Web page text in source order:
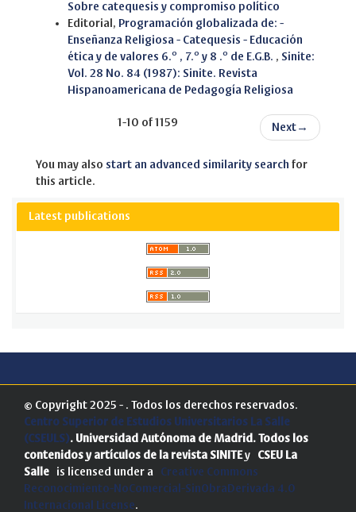
Sobre catequesis y compromiso político
Editorial, Programación globalizada de: -
Enseñanza Religiosa - Catequesis - Educación
ética y de valores 6.º , 7.º y 8 .º de E.G.B. , Sinite:
Vol. 28 No. 84 (1987): Sinite. Revista
Hispanoamericana de Pedagogía Religiosa
1-10 of 1159 Next →
You may also start an advanced similarity search for
this article.
Latest publications
© Copyright 2025 - . Todos los derechos reservados.
Centro Superior de Estudios Universitarios La Salle
(CSEULS). Universidad Autónoma de Madrid. Todos los
contenidos y artículos de la revista SINITEy CSEU La
Salle is licensed under a Creative Commons
Reconocimiento-NoComercial-SinObraDerivada 4.0
Internacional License.